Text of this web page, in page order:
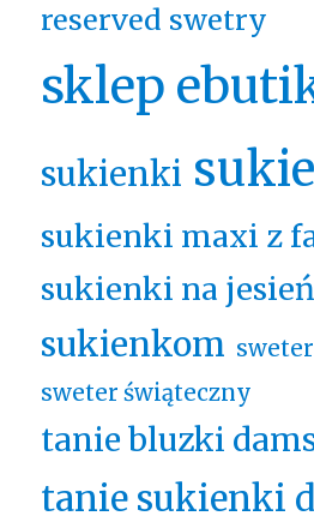
reserved swetry
sklep
sukienki
sukienki maxi z
sukienki na jesień
sukienkom
sweter świąteczny
tanie bluzki
tanie sukienki